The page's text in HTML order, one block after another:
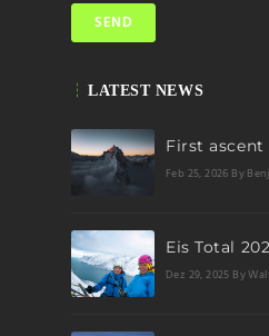
LATEST NEWS
First ascent
Feb 25, 2026 By
Dez 29, 2025 By